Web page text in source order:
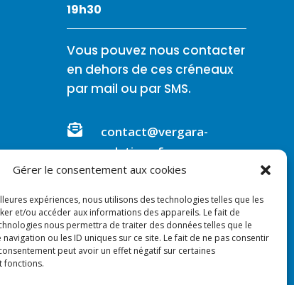
Gérer le consentement aux cookies
expériences, nous utilisons des technologies telles que les
et/ou accéder aux informations des appareils. Le fait de
nous permettra de traiter des données telles que le
ou les ID uniques sur ce site. Le fait de ne pas consentir
peut avoir un effet négatif sur certaines
fonctions.
19h30
Vous pouvez nous contacter
en dehors de ces créneaux
par mail ou par SMS.

contact@vergara-
solutions.fr